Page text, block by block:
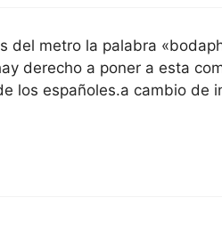
del metro la palabra
derecho a poner a esta
los españoles.a cambio de